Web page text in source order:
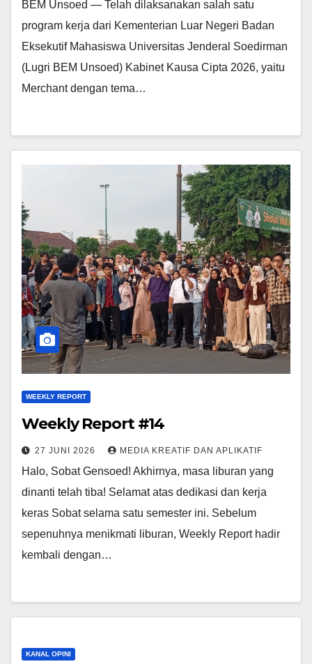
BEM Unsoed — Telah dilaksanakan salah satu
program kerja dari Kementerian Luar Negeri Badan
Eksekutif Mahasiswa Universitas Jenderal Soedirman
(Lugri BEM Unsoed) Kabinet Kausa Cipta 2026, yaitu
Merchant dengan tema…
WEEKLY REPORT
Weekly Report #14
27 JUNI 2026 MEDIA KREATIF DAN APLIKATIF
Halo, Sobat Gensoed! Akhirnya, masa liburan yang
dinanti telah tiba! Selamat atas dedikasi dan kerja
keras Sobat selama satu semester ini. Sebelum
sepenuhnya menikmati liburan, Weekly Report hadir
kembali dengan…
KANAL OPINI